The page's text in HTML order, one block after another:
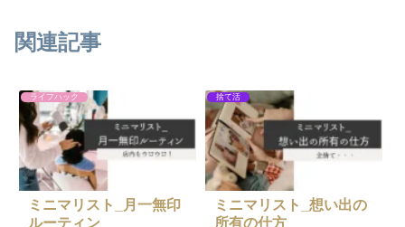
関連記事
ライフハック
ミニマリスト_月一無印
ルーティン
捨て活
ミニマリスト_想い出の
所有の仕方